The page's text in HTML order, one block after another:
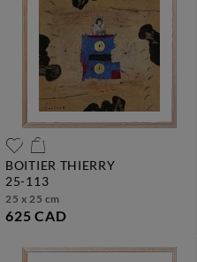
BOITIER THIERRY
25-113
25 x 25 cm
625 CAD